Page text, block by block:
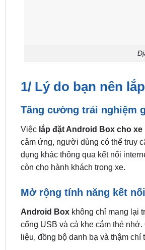
1/ Lý do bạn nên
Tăng cường trải nghiệm
Việc lắp đặt Android Box cho xe
cảm ứng, người dùng có thể truy
dụng khác thông qua kết nối
còn cho hành khách trong xe.
Mở rộng tính năng kết nối
Android Boxkhông chỉ mang lại
cổng USB và cả khe cắm thẻ
liệu, đồng bộ danh bạ và thậm